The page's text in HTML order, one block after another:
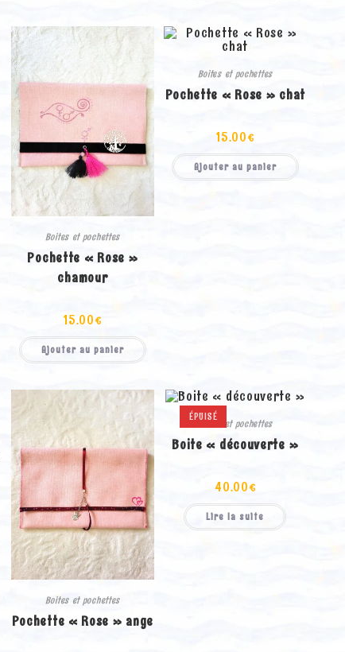
Boites et pochettes
Pochette « Rose »
chamour
15.00€
Ajouter au panier
Boites et pochettes
Pochette « Rose » chat
15.00€
Ajouter au panier
Boites et pochettes
Pochette « Rose » ange
ÉPUISÉ
Boites et pochettes
Boite « découverte »
40.00€
Lire la suite